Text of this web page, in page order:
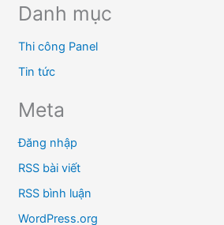
Danh mục
Thi công Panel
Tin tức
Meta
Đăng nhập
RSS bài viết
RSS bình luận
WordPress.org